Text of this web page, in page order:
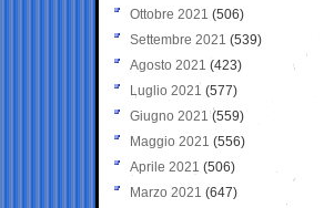
Ottobre 2021 (506)
Settembre 2021 (539)
Agosto 2021 (423)
Luglio 2021 (577)
Giugno 2021(559)
Maggio 2021 (556)
Aprile 2021 (506)
Marzo 2021 (647)